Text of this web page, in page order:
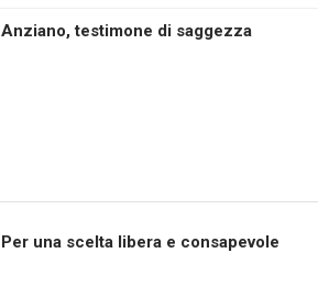
Anziano, testimone di saggezza
Per una scelta libera e consapevole